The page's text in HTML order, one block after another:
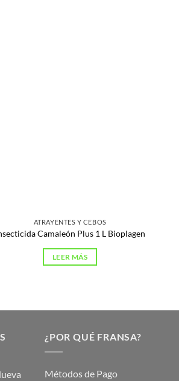
ATRAYENTES Y CEBOS
Camaleón Plus 1 L Bioplagen
LEER MÁS
¿POR QUÉ FRANSA?
Métodos de Pago